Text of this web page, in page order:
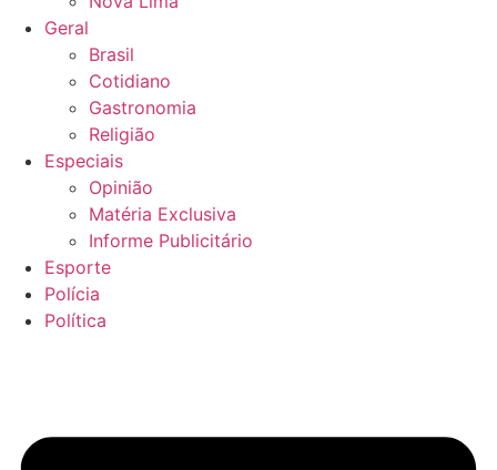
Geral
Brasil
Cotidiano
Gastronomia
Religião
Especiais
Opinião
Matéria Exclusiva
Informe Publicitário
Esporte
Polícia
Política